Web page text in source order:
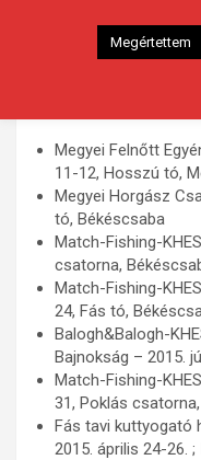
Szövetségünk az
Szakbizottság által
Megyei Felnőtt
11-12, Hosszú tó,
Megyei Horgász
tó, Békéscsaba
Match-Fishing-
csatorna,
Match-Fishing-
24, Fás tó,
Balogh&Balogh-
Bajnokság – 2015.
Match-Fishing-
31, Poklás
Fás tavi kuttyogató
2015. április 24-26.
Megértettem